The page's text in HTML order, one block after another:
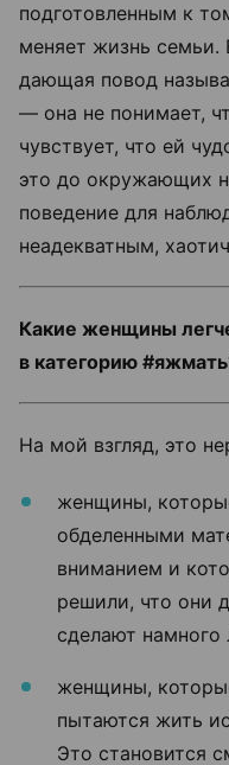
подготовленным к
меняет жизнь семьи.
дающая повод
— она не понимает,
чувствует, что ей
это до окружающих
поведение для
неадекватным,
Какие женщины
в категорию
На мой взгляд, это
женщины,
обделенными
вниманием и
решили, что они
сделают намного
женщины,
пытаются жить
Это становится